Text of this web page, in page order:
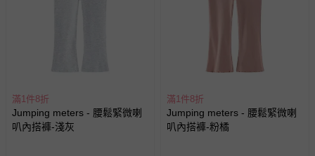
滿1件8折
Jumping meters - 腰鬆緊微喇
叭內搭褲-淺灰
滿1件8折
Jumping meters - 腰鬆緊微喇
叭內搭褲-粉橘